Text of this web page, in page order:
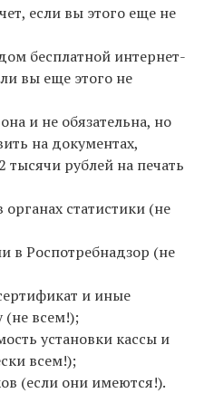
в Эльбе по
документов в
также придет ссылка
дело»
не дает 1 года
предпринимателей
и можно
на ОСНО. Мы тоже
«Моего дела», поэтому
Можете
ССЫЛКЕ
если вы этого еще не
бесплатной интернет-
вы еще этого не
и не обязательна, но
на документах,
тысячи рублей на печать
статистики (не
в Роспотребнадзор (не
и иные
(не всем!);
установки кассы и
всем!);
(если они имеются!).